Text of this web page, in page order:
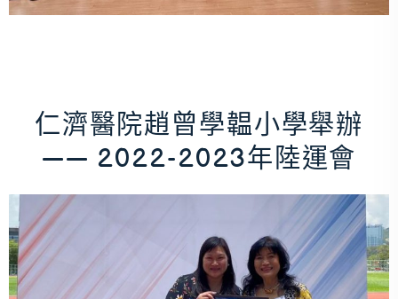
仁濟醫院趙曾學韞小學舉辦
—— 2022-2023年陸運會